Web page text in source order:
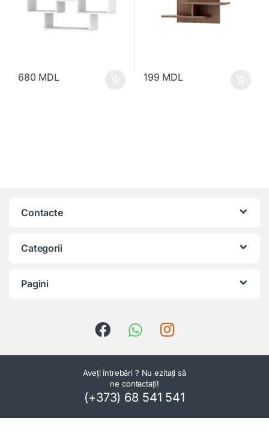
680 MDL 199 MDL
Contacte
Categorii
Pagini
Aveți întrebări ? Nu ezitați să
ne contactați!
(+373) 68 541 541